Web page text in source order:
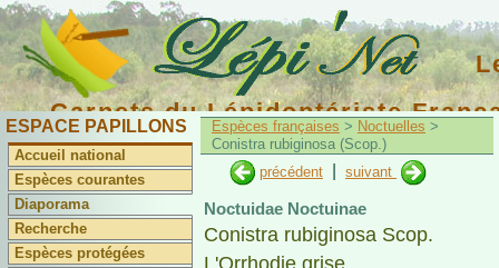
Carnets du Lépidoptériste
ESPACE PAPILLONS
Accueil national
Espèces courantes
Diaporama
Recherche
Espèces protégées
Espèces françaises > Noctuelles >
Conistra rubiginosa (Scop.)
précédent
suivant
Noctuidae Noctuinae
Conistra rubiginosa Scop.
L'Orrhodie grise